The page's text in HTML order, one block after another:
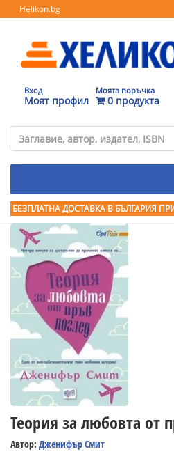
Helikon.bg
Вход
Моят профил
Моята поръчка
0 продукта
БЕЗПЛАТНА ДОСТАВКА В БЪЛГАРИЯ
Теория за любовта от
Автор: Дженифър Смит